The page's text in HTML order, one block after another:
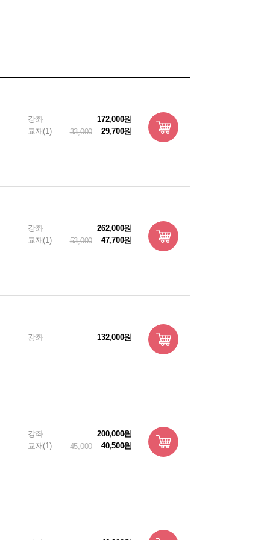
강좌
172,000원
교재(1)
33,000 29,700원
강좌
262,000원
교재(1)
53,000 47,700원
강좌 132,000원
강좌
200,000원
교재(1)
45,000 40,500원